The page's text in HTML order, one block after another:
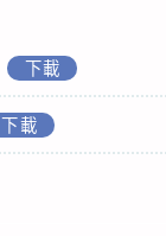
下載
下載